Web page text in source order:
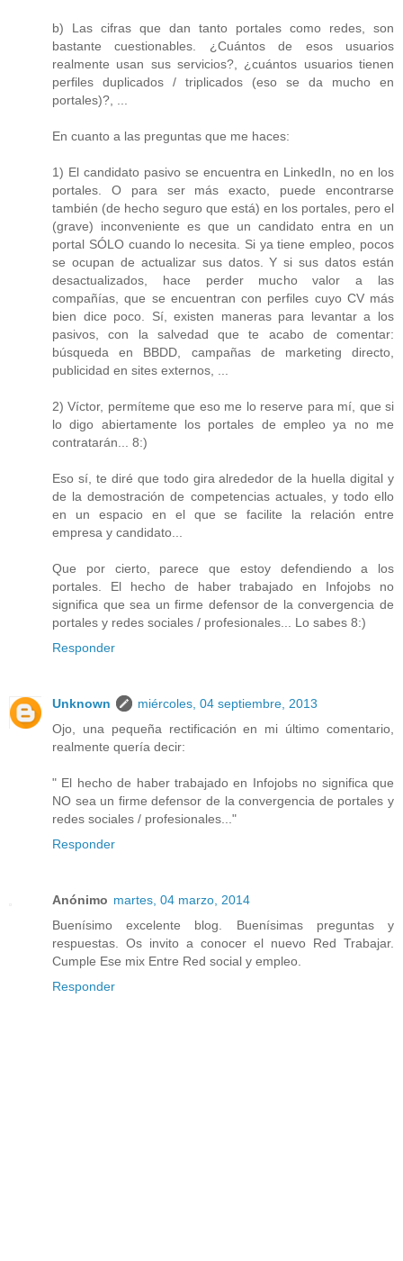
b) Las cifras que dan tanto portales como redes, son
bastante cuestionables. ¿Cuántos de esos usuarios
realmente usan sus servicios?, ¿cuántos usuarios tienen
perfiles duplicados / triplicados (eso se da mucho en
portales)?, ...
En cuanto a las preguntas que me haces:
1) El candidato pasivo se encuentra en LinkedIn, no en los
portales. O para ser más exacto, puede encontrarse
también (de hecho seguro que está) en los portales, pero el
(grave) inconveniente es que un candidato entra en un
portal SÓLO cuando lo necesita. Si ya tiene empleo, pocos
se ocupan de actualizar sus datos. Y si sus datos están
desactualizados, hace perder mucho valor a las
compañías, que se encuentran con perfiles cuyo CV más
bien dice poco. Sí, existen maneras para levantar a los
pasivos, con la salvedad que te acabo de comentar:
búsqueda en BBDD, campañas de marketing directo,
publicidad en sites externos, ...
2) Víctor, permíteme que eso me lo reserve para mí, que si
lo digo abiertamente los portales de empleo ya no me
contratarán... 8:)
Eso sí, te diré que todo gira alrededor de la huella digital y
de la demostración de competencias actuales, y todo ello
en un espacio en el que se facilite la relación entre
empresa y candidato...
Que por cierto, parece que estoy defendiendo a los
portales. El hecho de haber trabajado en Infojobs no
significa que sea un firme defensor de la convergencia de
portales y redes sociales / profesionales... Lo sabes 8:)
Responder
Unknown
miércoles, 04 septiembre, 2013
Ojo, una pequeña rectificación en mi último comentario,
realmente quería decir:
" El hecho de haber trabajado en Infojobs no significa que
NO sea un firme defensor de la convergencia de portales y
redes sociales / profesionales..."
Responder
Anónimo martes, 04 marzo, 2014
Buenísimo excelente blog. Buenísimas preguntas y
respuestas. Os invito a conocer el nuevo Red Trabajar.
Cumple Ese mix Entre Red social y empleo.
Responder